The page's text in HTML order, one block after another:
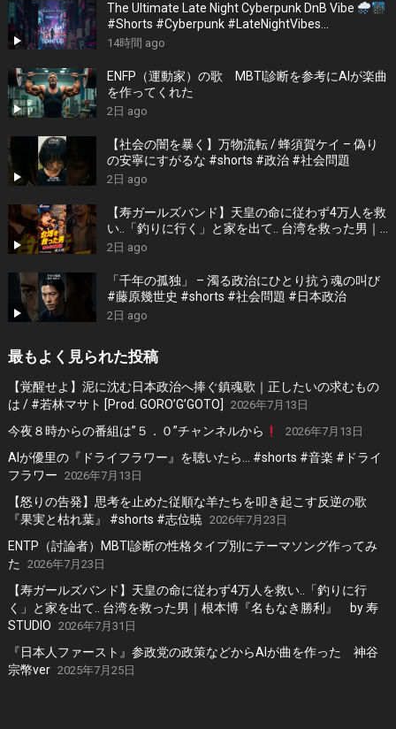
The Ultimate Late Night Cyberpunk DnB Vibe
#Shorts #Cyberpunk #LateNightVibes
#ElectronicMusic
14時間 ago
ENFP（運動家）の歌 MBTI診断を参考にAIが楽曲
を作ってくれた
2日 ago
【社会の闇を暴く】万物流転 / 蜂須賀ケイ – 偽り
の安寧にすがるな #shorts #政治 #社会問題
2日 ago
【寿ガールズバンド】天皇の命に従わず4万人を救
い..「釣りに行く」と家を出て.. 台湾を救った男｜
根本博『名もなき勝利』 by 寿STUDIO
2日 ago
「千年の孤独」 – 濁る政治にひとり抗う魂の叫び
#藤原幾世史 #shorts #社会問題 #日本政治
2日 ago
最もよく見られた投稿
【覚醒せよ】泥に沈む日本政治へ捧ぐ鎮魂歌｜正したいの求むもの
は / #若林マサト [Prod. GORO’G’GOTO]
2026年7月13日
今夜８時からの番組は”５．０”チャンネルから 2026年7月13日
AIが優里の『ドライフラワー』を聴いたら… #shorts #音楽 #ドライ
フラワー 2026年7月13日
【怒りの告発】思考を止めた従順な羊たちを叩き起こす反逆の歌
『果実と枯れ葉』 #shorts #志位暁 2026年7月23日
ENTP（討論者）MBTI診断の性格タイプ別にテーマソング作ってみ
た
2026年7月23日
【寿ガールズバンド】天皇の命に従わず4万人を救い..「釣りに行
く」と家を出て.. 台湾を救った男｜根本博『名もなき勝利』 by 寿
STUDIO 2026年7月31日
『日本人ファースト』参政党の政策などからAIが曲を作った 神谷
宗幣ver 2025年7月25日